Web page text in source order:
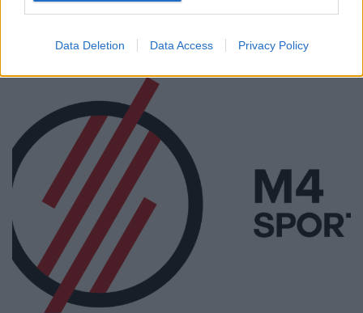
Data Deletion Data Access Privacy Policy